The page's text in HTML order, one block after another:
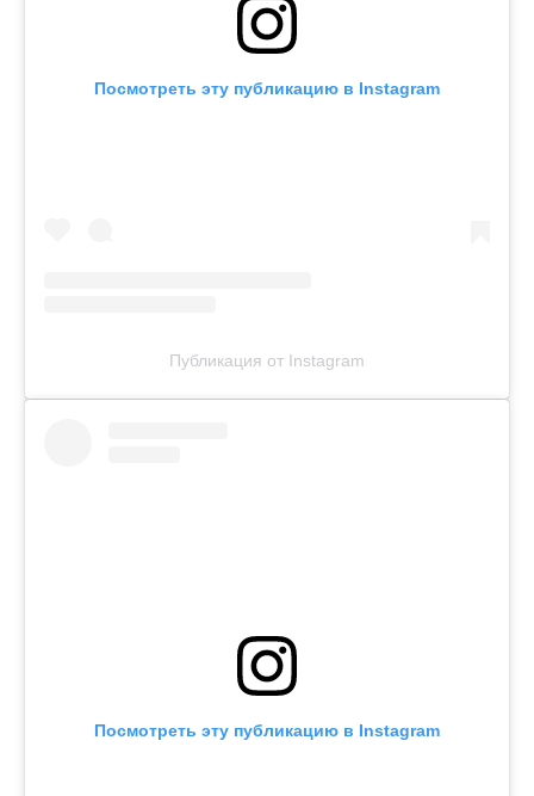
Посмотреть эту публикацию в Instagram
Публикация от Instagram
Посмотреть эту публикацию в Instagram